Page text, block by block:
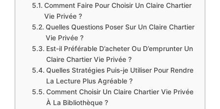
Comment Faire Pour Choisir Un Claire Chartier
Vie Privée ?
Quelles Questions Poser Sur Un Claire Chartier
Vie Privée ?
Est-il Préférable D’acheter Ou D’emprunter Un
Claire Chartier Vie Privée ?
Quelles Stratégies Puis-je Utiliser Pour Rendre
La Lecture Plus Agréable ?
Comment Choisir Un Claire Chartier Vie Privée
À La Bibliothèque ?